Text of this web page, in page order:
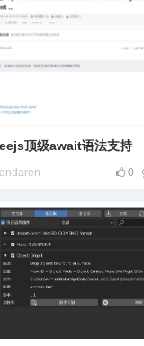
顶级await语法支持
0